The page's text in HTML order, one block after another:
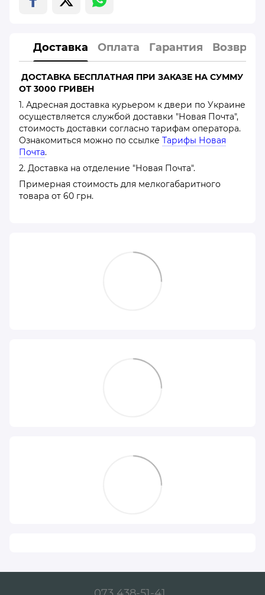
Доставка Оплата Гарантия Возврат
ДОСТАВКА БЕСПЛАТНАЯ ПРИ ЗАКАЗЕ НА СУММУ
ОТ 3000 ГРИВЕН
1. Адресная доставка курьером к двери по Украине
осуществляется службой доставки "Новая Почта",
стоимость доставки согласно тарифам оператора.
Ознакомиться можно по ссылке Тарифы Новая
Почта.
2. Доставка на отделение "Новая Почта".
Примерная стоимость для мелкогабаритного
товара от 60 грн.